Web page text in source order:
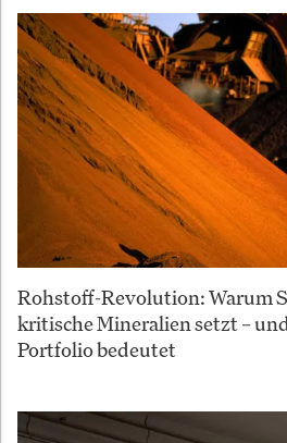
Rohstoff-Revolution: Warum
kritische Mineralien setzt –
Portfolio bedeutet